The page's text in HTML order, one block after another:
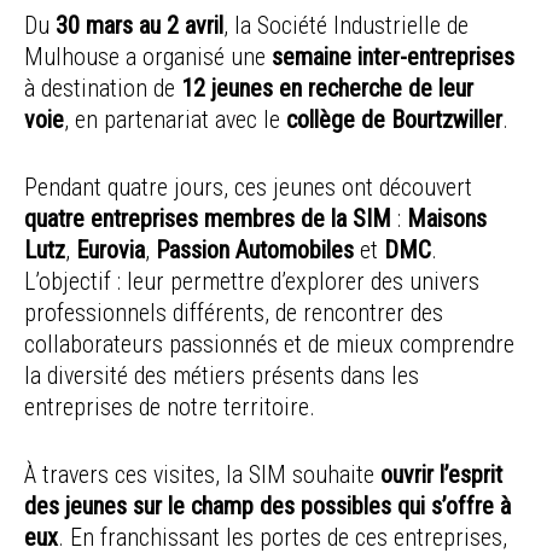
Du 30 mars au 2 avril, la Société Industrielle de
Mulhouse a organisé une semaine inter-entreprises
à destination de 12 jeunes en recherche de leur
voie, en partenariat avec le collège de Bourtzwiller.
Pendant quatre jours, ces jeunes ont découvert
quatre entreprises membres de la SIM : Maisons
Lutz, Eurovia, Passion Automobiles et DMC.
L’objectif : leur permettre d’explorer des univers
professionnels différents, de rencontrer des
collaborateurs passionnés et de mieux comprendre
la diversité des métiers présents dans les
entreprises de notre territoire.
À travers ces visites, la SIM souhaite ouvrir l’esprit
des jeunes sur le champ des possibles qui s’offre à
eux. En franchissant les portes de ces entreprises,